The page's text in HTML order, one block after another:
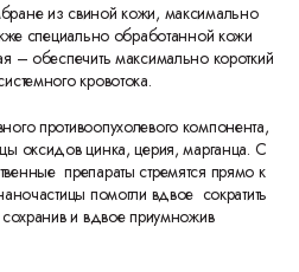
из свиной кожи, максимально
специально обработанной кожи
– обеспечить максимально короткий
кровотока.
противоопухолевого компонента,
оксидов цинка, церия, марганца. С
препараты стремятся прямо к
помогли вдвое сократить
и вдвое приумножив